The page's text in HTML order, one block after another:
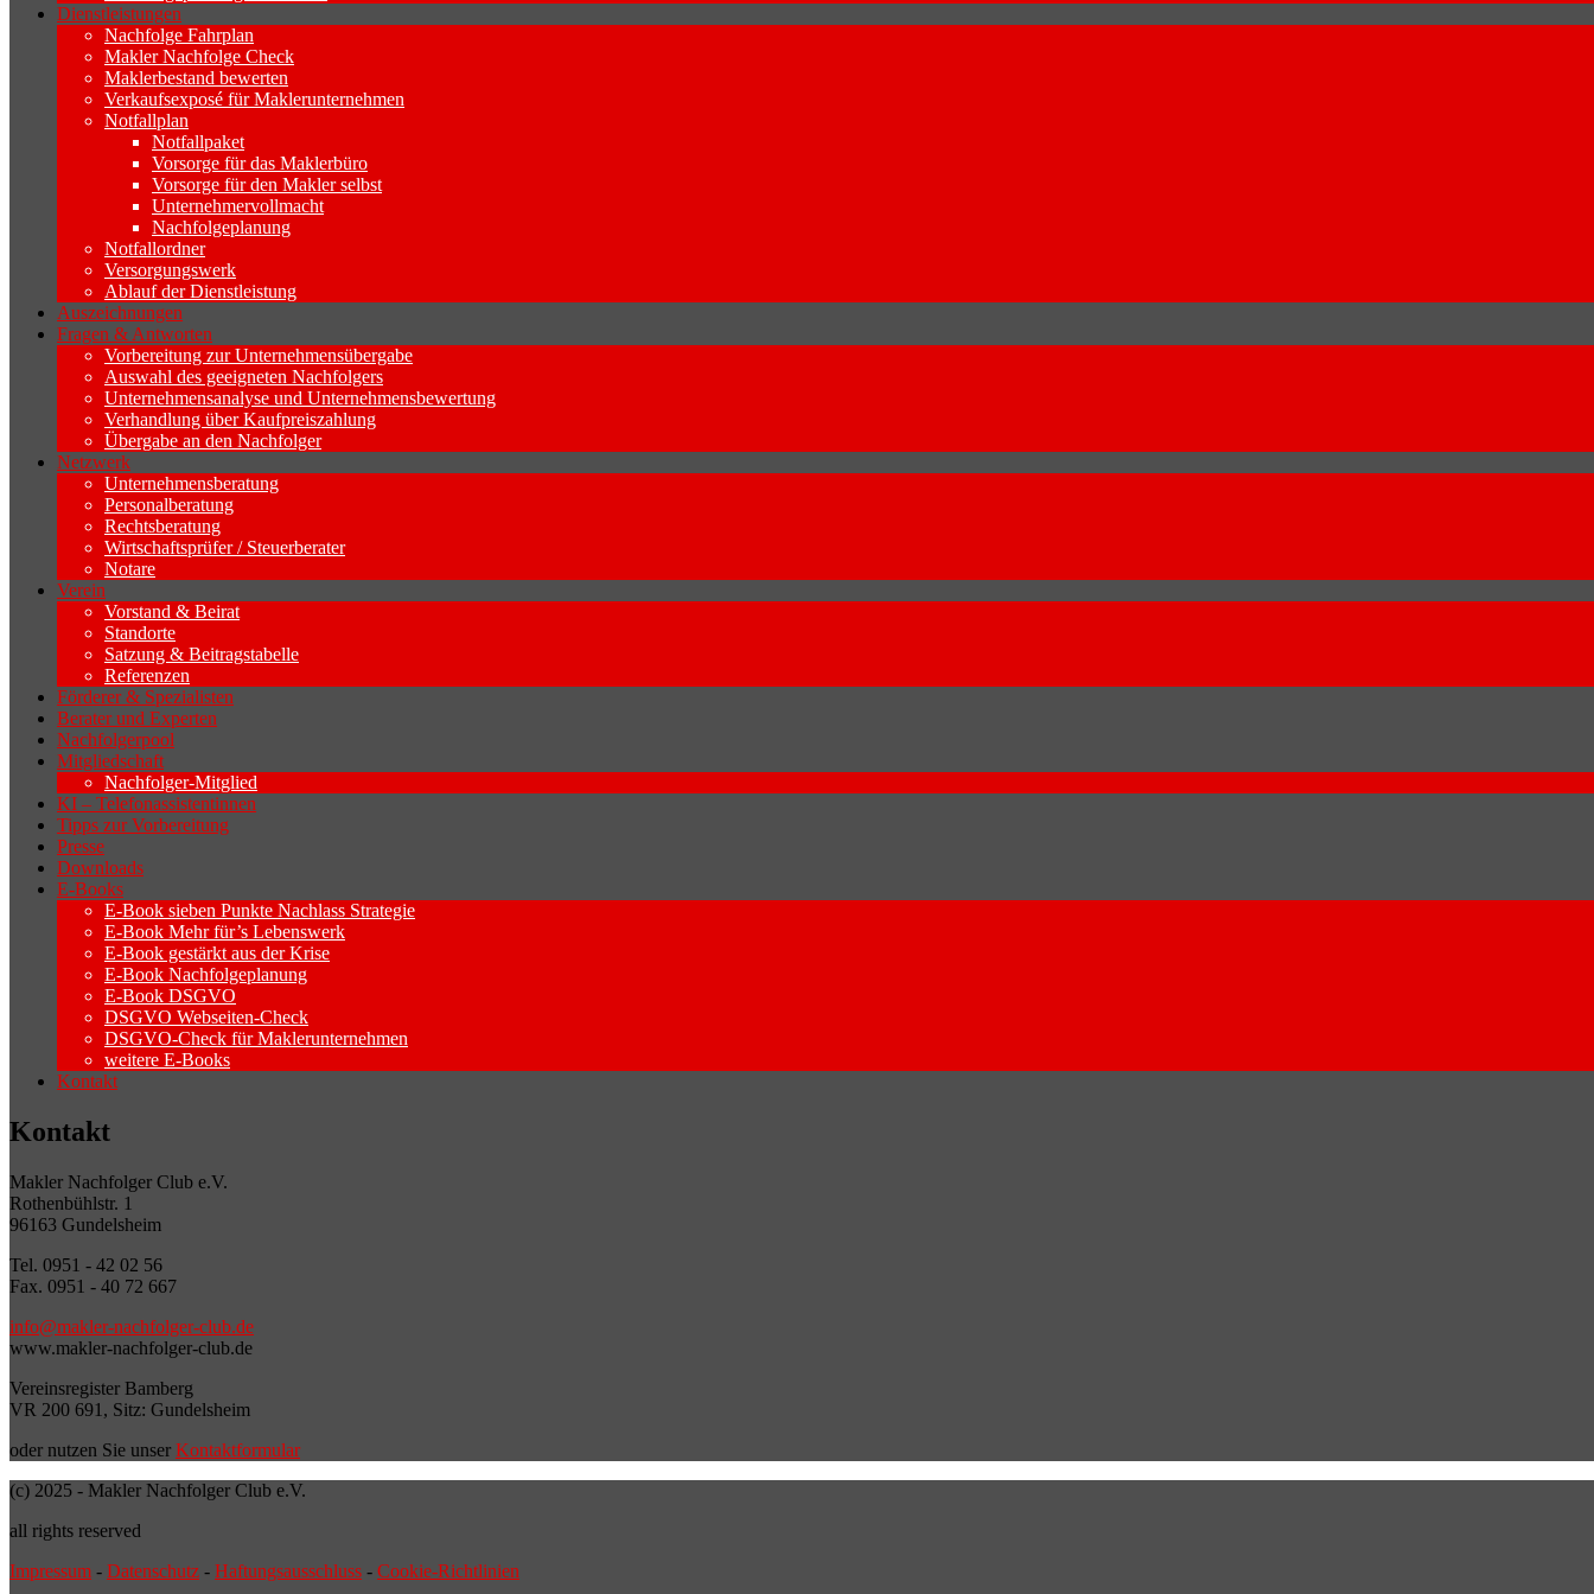
Dienstleistungen
Nachfolge Fahrplan
Makler Nachfolge Check
Maklerbestand bewerten
Verkaufsexposé für Maklerunternehmen
Notfallplan
Notfallpaket
Vorsorge für das Maklerbüro
Vorsorge für den Makler selbst
Unternehmervollmacht
Nachfolgeplanung
Notfallordner
Versorgungswerk
Ablauf der Dienstleistung
Auszeichnungen
Fragen & Antworten
Vorbereitung zur Unternehmensübergabe
Auswahl des geeigneten Nachfolgers
Unternehmensanalyse und Unternehmensbewertung
Verhandlung über Kaufpreiszahlung
Übergabe an den Nachfolger
Netzwerk
Unternehmensberatung
Personalberatung
Rechtsberatung
Wirtschaftsprüfer / Steuerberater
Notare
Verein
Vorstand & Beirat
Standorte
Satzung & Beitragstabelle
Referenzen
Förderer & Spezialisten
Berater und Experten
Nachfolgerpool
Mitgliedschaft
Nachfolger-Mitglied
KI – Telefonassistentinnen
Tipps zur Vorbereitung
Presse
Downloads
E-Books
E-Book sieben Punkte Nachlass Strategie
E-Book Mehr für’s Lebenswerk
E-Book gestärkt aus der Krise
E-Book Nachfolgeplanung
E-Book DSGVO
DSGVO Webseiten-Check
DSGVO-Check für Maklerunternehmen
weitere E-Books
Kontakt
Kontakt
Makler Nachfolger Club e.V.
Rothenbühlstr. 1
96163 Gundelsheim
Tel. 0951 - 42 02 56
Fax. 0951 - 40 72 667
info@makler-nachfolger-club.de
www.makler-nachfolger-club.de
Vereinsregister Bamberg
VR 200 691, Sitz: Gundelsheim
oder nutzen Sie unser Kontaktformular
(c) 2025 - Makler Nachfolger Club e.V.
all rights reserved
Impressum - Datenschutz - Haftungsausschluss - Cookie-Richtlinien